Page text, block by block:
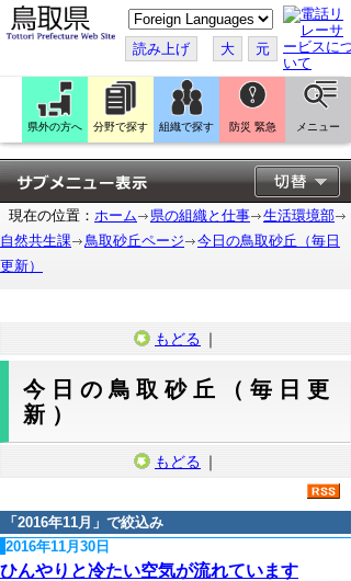
こ
の
ペ
ー
ジ
翻
訳
す
る
読み上げ 大 元
県外の方へ 分野で探す 組織で探す 防災 緊急 メニュー
現在の位置： ホーム 県の組織と仕事
生活環境部
自然共生課
鳥取砂丘ページ
今日の鳥取砂丘（毎日
更新）
もどる ｜
今日の鳥取砂丘（毎日更
新）
もどる ｜
「 2016年11月 」で絞込み
2016年11月30日
ひんやりと冷たい空気が流れています